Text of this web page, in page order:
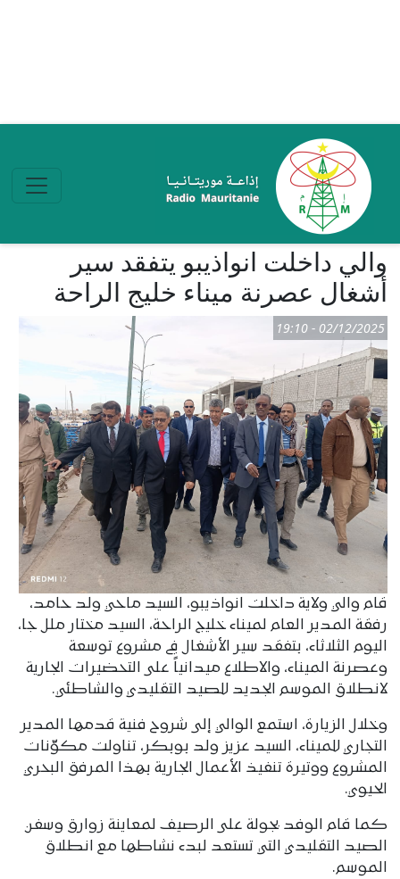
والي داخلت انواذيبو يتفقد سير
أشغال عصرنة ميناء خليج الراحة
02/12/2025 - 19:10
قام والي ولاية داخلت انواذيبو، السيد ماحي ولد حامد،
رفقة المدير العام لميناء خليج الراحة، السيد مختار ملل جا،
اليوم الثلاثاء، بتفقد سير الأشغال في مشروع توسعة
وعصرنة الميناء، والاطلاع ميدانياً على التحضيرات الجارية
لانطلاق الموسم الجديد للصيد التقليدي والشاطئي.
وخلال الزيارة، استمع الوالي إلى شروح فنية قدمها المدير
التجاري للميناء، السيد عزيز ولد بوبكر، تناولت مكوّنات
المشروع ووتيرة تنفيذ الأعمال الجارية بهذا المرفق البحري
الحيوي.
كما قام الوفد بجولة على الرصيف لمعاينة زوارق وسفن
الصيد التقليدي التي تستعد لبدء نشاطها مع انطلاق
الموسم.